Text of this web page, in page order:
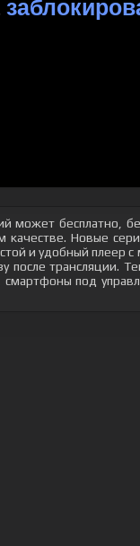
может бесплатно,
Новые
и удобный плеер
после
смартфоны под